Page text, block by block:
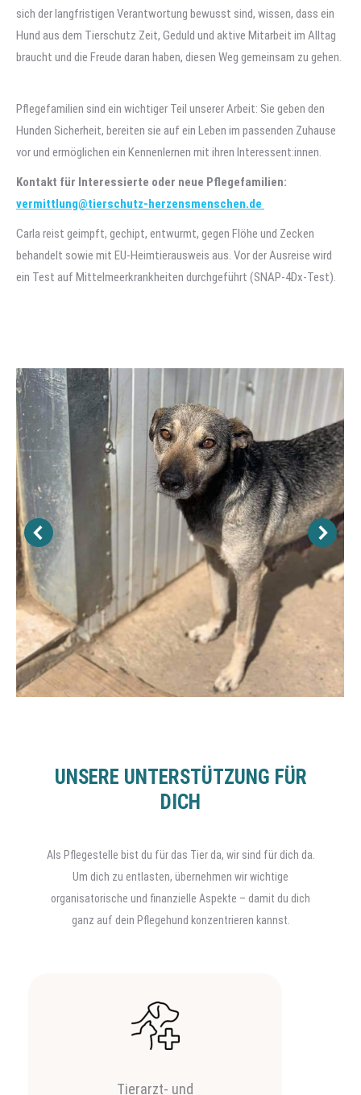
sich der langfristigen Verantwortung bewusst sind, wissen, dass ein
Hund aus dem Tierschutz Zeit, Geduld und aktive Mitarbeit im Alltag
braucht und die Freude daran haben, diesen Weg gemeinsam zu gehen.
Pflegefamilien sind ein wichtiger Teil unserer Arbeit: Sie geben den
Hunden Sicherheit, bereiten sie auf ein Leben im passenden Zuhause
vor und ermöglichen ein Kennenlernen mit ihren Interessent:innen.
Kontakt für Interessierte oder neue Pflegefamilien:
vermittlung@tierschutz-herzensmenschen.de
Carla reist geimpft, gechipt, entwurmt, gegen Flöhe und Zecken
behandelt sowie mit EU-Heimtierausweis aus. Vor der Ausreise wird
ein Test auf Mittelmeerkrankheiten durchgeführt (SNAP-4Dx-Test).
UNSERE UNTERSTÜTZUNG FÜR
DICH
Als Pflegestelle bist du für das Tier da, wir sind für dich da.
Um dich zu entlasten, übernehmen wir wichtige
organisatorische und finanzielle Aspekte – damit du dich
ganz auf dein Pflegehund konzentrieren kannst.
Tierarzt- und